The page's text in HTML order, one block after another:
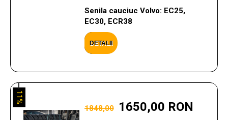
Senila cauciuc Volvo: EC25,
EC30, ECR38
DETALII
1848,00 1650,00 RON
11%